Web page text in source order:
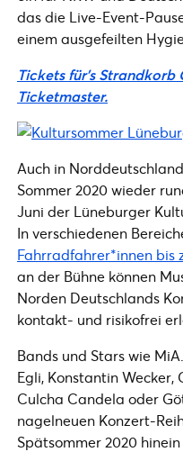
das die Live-Event-
einem ausgefeilten
Tickets für’s
Ticketmaster.
Auch in
Sommer 2020 wieder
Juni der Lüneburger
In verschiedenen
Fahrradfahrer*innen bis
an der Bühne können
Norden Deutschlands
kontakt- und risikofrei
Bands und Stars wie
Egli, Konstantin Wecker,
Culcha Candela oder
nagelneuen Konzert-
Spätsommer 2020